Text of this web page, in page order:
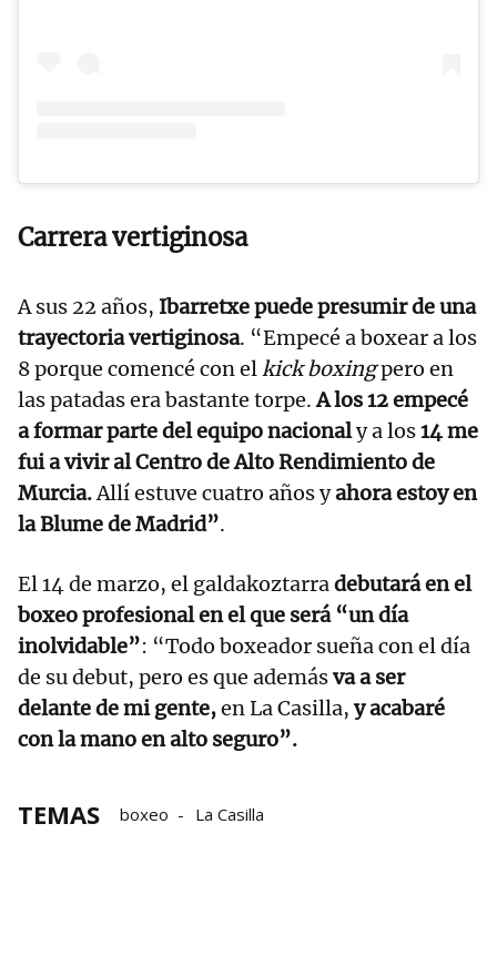
Carrera vertiginosa
A sus 22 años, Ibarretxe puede presumir de una
trayectoria vertiginosa. “Empecé a boxear a los
8 porque comencé con elkick boxingpero en
las patadas era bastante torpe.A los 12 empecé
a formar parte del equipo nacionaly a los14 me
fui a vivir al Centro de Alto Rendimiento de
Murcia.Allí estuve cuatro años yahora estoy en
la Blume de Madrid”.
El 14 de marzo, el galdakoztarradebutará en el
boxeo profesional en el que será “un día
inolvidable”: “Todo boxeador sueña con el día
de su debut, pero es que ademásva a ser
delante de mi gente,en La Casilla, y acabaré
con la mano en alto seguro”.
TEMAS boxeo La Casilla